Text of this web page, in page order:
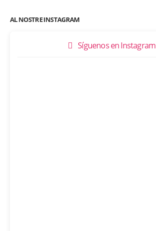
AL NOSTRE INSTAGRAM
Síguenos en Instagram